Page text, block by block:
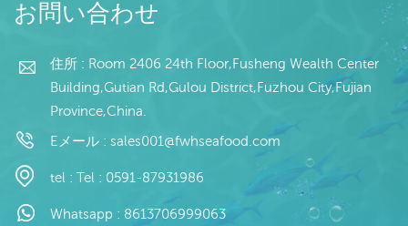
払い：TT/С確認された取
消不能のLCを一目で 発
起源：中国 ブランド：fu
wang hang
お問い合わせ
住所 : Room 2406 24th Floor,Fusheng Wealth Center
Building,Gutian Rd,Gulou District,Fuzhou City,Fujian
Province,China.
Eメール : sales001@fwhseafood.com
tel : Tel : 0591-87931986
Whatsapp : 8613706999063